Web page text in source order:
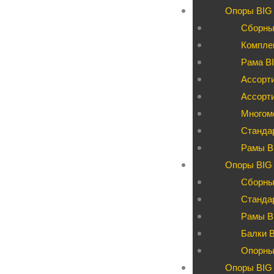
Опоры BIG
Рама
Рамы
Опоры BIG
Рамы
Балки
Опоры BIG